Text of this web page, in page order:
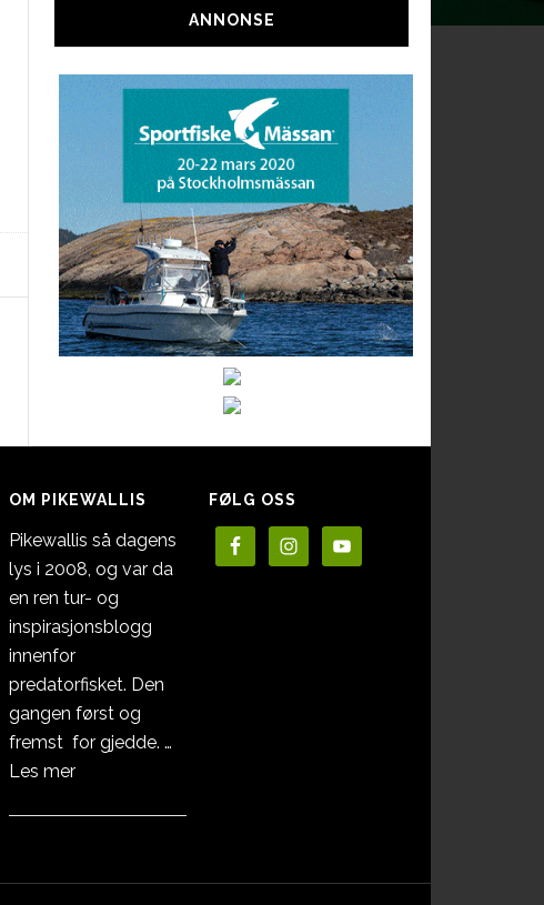
ANNONSE
OM PIKEWALLIS
Pikewallis så dagens
lys i 2008, og var da
en ren tur- og
inspirasjonsblogg
innenfor
predatorfisket. Den
gangen først og
fremst for gjedde. …
Les meromOm
FØLG OSS